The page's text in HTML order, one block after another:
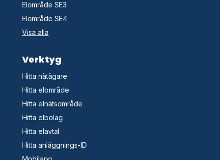
Elområde SE3
Elområde SE4
Visa alla
Verktyg
Hitta nätägare
Hitta elområde
Hitta elnätsområde
Hitta elbolag
Hitta elavtal
Hitta anläggnings-ID